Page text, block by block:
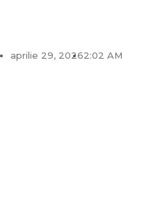
aprilie 29, 20262:02 AM